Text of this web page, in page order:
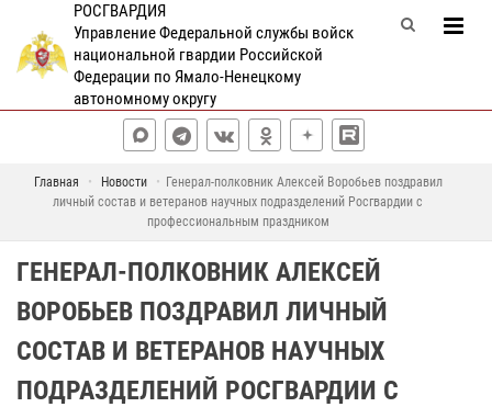
РОСГВАРДИЯ
Управление Федеральной службы войск
национальной гвардии Российской
Федерации по Ямало-Ненецкому
автономному округу
Главная Новости
Генерал-полковник Алексей Воробьев поздравил
личный состав и ветеранов научных подразделений Росгвардии с
профессиональным праздником
ГЕНЕРАЛ-ПОЛКОВНИК АЛЕКСЕЙ
ВОРОБЬЕВ ПОЗДРАВИЛ ЛИЧНЫЙ
СОСТАВ И ВЕТЕРАНОВ НАУЧНЫХ
ПОДРАЗДЕЛЕНИЙ РОСГВАРДИИ С